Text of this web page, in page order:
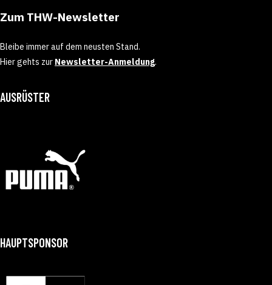
Zum THW-Newsletter
Bleibe immer auf dem neusten Stand.
Hier gehts zur Newsletter-Anmeldung.
AUSRÜSTER
HAUPTSPONSOR